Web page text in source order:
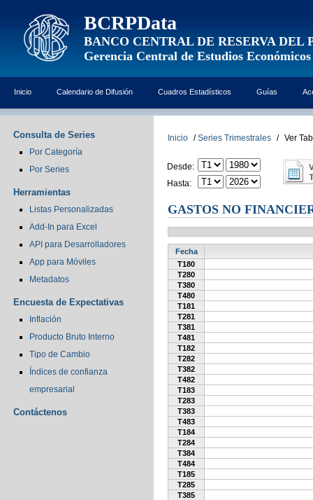
BCRPData
BANCO CENTRAL DE RESERVA DEL
Gerencia Central de Estudios Económicos
Inicio Calendario de Difusión Cuadros Estadísticos Guías
Consulta de Series
Por Categoría
Por Series
Herramientas
Listas Personalizadas
Add-In para Excel
API para Desarrolladores
App para Móviles
Metadatos
Encuesta de Expectativas
Inflación
Producto Bruto Interno
Tipo de Cambio
Índices de confianza
empresarial
Contáctenos
Inicio / Series Trimestrales / Ver
Desde:
Hasta:
GASTOS NO
Fecha
T180
T280
T380
T480
T181
T281
T381
T481
T182
T282
T382
T482
T183
T283
T383
T483
T184
T284
T384
T484
T185
T285
T385